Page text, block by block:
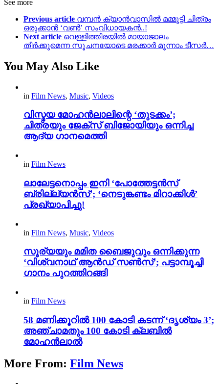
See more
Previous article വമ്പൻ ക്യാൻവാസിൽ മമ്മൂട്ടി ചിത്രം
ഒരുക്കാൻ ‘വൺ’ സംവിധായകൻ..!
Next article വെള്ളിത്തിരയിൽ മായാജാലം
തീർക്കുമെന്ന സൂചനയോടെ മരക്കാർ മൂന്നാം ടീസർ…
You May Also Like
in Film News, Music, Videos
വിസ്മയ മോഹൻലാലിന്റെ ‘തുടക്കം’;
ചിത്രയും ജേക്സ് ബിജോയിയും ഒന്നിച്ച
ആദ്യ ഗാനമെത്തി
in Film News
ലാലേട്ടനൊപ്പം ഇനി ‘പോത്തേട്ടൻസ്
ബ്രില്ല്യൻസ്’; ‘നെടുങ്കണ്ടം മിറാക്കിൾ’
പ്രഖ്യാപിച്ചു!
in Film News, Music, Videos
സൂര്യയും മമിത ബൈജുവും ഒന്നിക്കുന്ന
‘വിശ്വനാഥ് ആൻഡ് സൺസ്’; പട്ടാമ്പൂച്ചി
ഗാനം പുറത്തിറങ്ങി
in Film News
58 മണിക്കൂറിൽ 100 കോടി കടന്ന് ‘ദൃശ്യം 3’;
അഞ്ചാമതും 100 കോടി ക്ലബിൽ
മോഹൻലാൽ
More From: Film News